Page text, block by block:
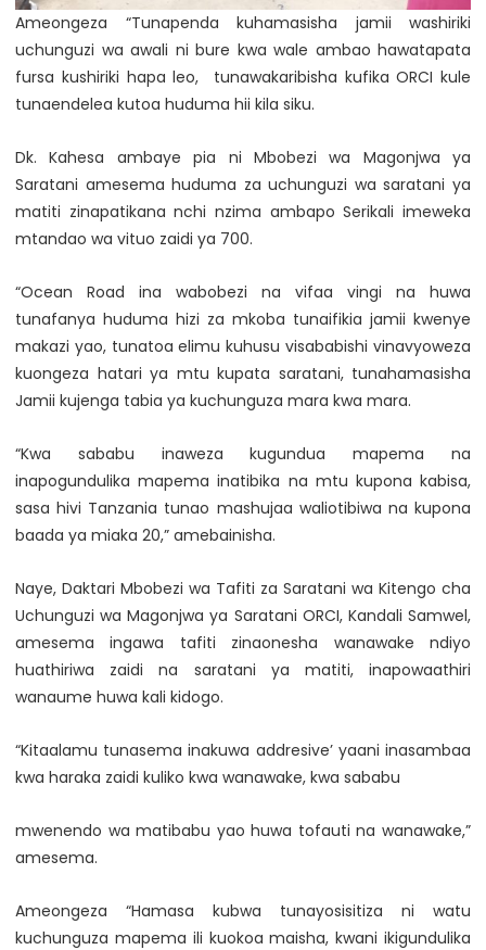
Ameongeza “Tunapenda kuhamasisha jamii washiriki
uchunguzi wa awali ni bure kwa wale ambao hawatapata
fursa kushiriki hapa leo, tunawakaribisha kufika ORCI kule
tunaendelea kutoa huduma hii kila siku.
Dk. Kahesa ambaye pia ni Mbobezi wa Magonjwa ya
Saratani amesema huduma za uchunguzi wa saratani ya
matiti zinapatikana nchi nzima ambapo Serikali imeweka
mtandao wa vituo zaidi ya 700.
“Ocean Road ina wabobezi na vifaa vingi na huwa
tunafanya huduma hizi za mkoba tunaifikia jamii kwenye
makazi yao, tunatoa elimu kuhusu visababishi vinavyoweza
kuongeza hatari ya mtu kupata saratani, tunahamasisha
Jamii kujenga tabia ya kuchunguza mara kwa mara.
“Kwa sababu inaweza kugundua mapema na
inapogundulika mapema inatibika na mtu kupona kabisa,
sasa hivi Tanzania tunao mashujaa waliotibiwa na kupona
baada ya miaka 20,” amebainisha.
Naye, Daktari Mbobezi wa Tafiti za Saratani wa Kitengo cha
Uchunguzi wa Magonjwa ya Saratani ORCI, Kandali Samwel,
amesema ingawa tafiti zinaonesha wanawake ndiyo
huathiriwa zaidi na saratani ya matiti, inapowaathiri
wanaume huwa kali kidogo.
“Kitaalamu tunasema inakuwa addresive’ yaani inasambaa
kwa haraka zaidi kuliko kwa wanawake, kwa sababu
mwenendo wa matibabu yao huwa tofauti na wanawake,”
amesema.
Ameongeza “Hamasa kubwa tunayosisitiza ni watu
kuchunguza mapema ili kuokoa maisha, kwani ikigundulika